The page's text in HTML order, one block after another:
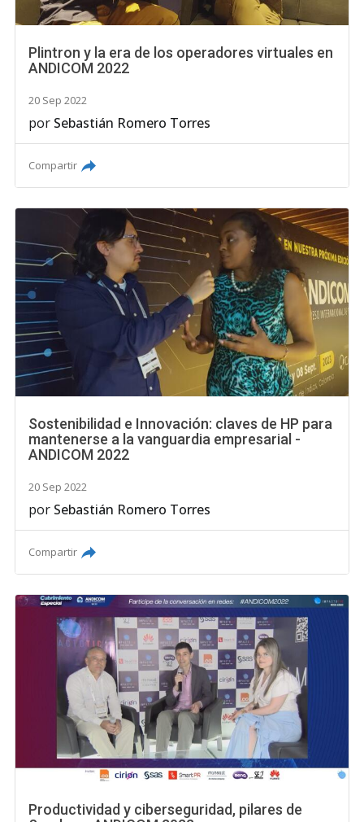
Plintron y la era de los operadores virtuales en
ANDICOM 2022
20 Sep 2022
por Sebastián Romero Torres
Compartir
Sostenibilidad e Innovación: claves de HP para
mantenerse a la vanguardia empresarial -
ANDICOM 2022
20 Sep 2022
por Sebastián Romero Torres
Compartir
Productividad y ciberseguridad, pilares de